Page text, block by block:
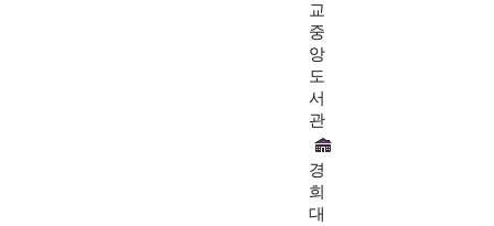
교
중
앙
도
서
관
경
희
대